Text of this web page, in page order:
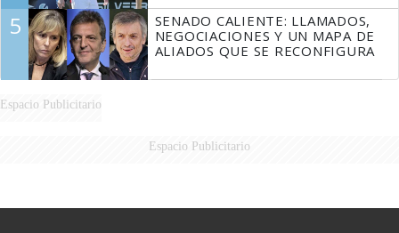
5
SENADO CALIENTE: LLAMADOS,
NEGOCIACIONES Y UN MAPA DE
ALIADOS QUE SE RECONFIGURA
Espacio Publicitario
Espacio Publicitario